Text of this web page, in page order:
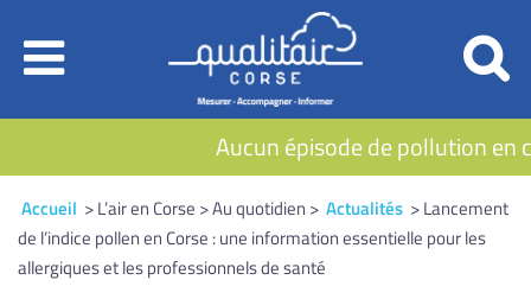
Aucun épisode de pollution en
Accueil > L’air en Corse > Au quotidien > Actualités > Lancement
de l’indice pollen en Corse : une information essentielle pour les
allergiques et les professionnels de santé